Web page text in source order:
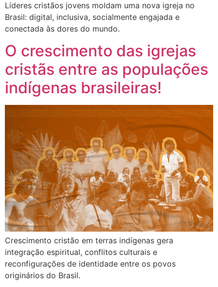
Líderes cristãos jovens moldam uma nova igreja no
Brasil: digital, inclusiva, socialmente engajada e
conectada às dores do mundo.
O crescimento das igrejas
cristãs entre as populações
indígenas brasileiras!
Crescimento cristão em terras indígenas gera
integração espiritual, conflitos culturais e
reconfigurações de identidade entre os povos
originários do Brasil.